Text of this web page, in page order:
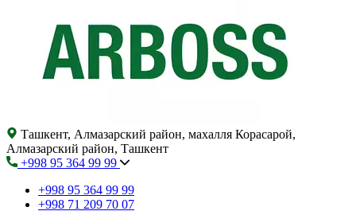
Ташкент, Алмазарский район, махалля Корасарой,
Алмазарский район, Ташкент
+998 95 364 99 99
+998 95 364 99 99
+998 71 209 70 07